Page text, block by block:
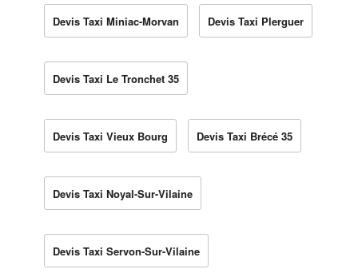
Devis Taxi Miniac-Morvan Devis Taxi Plerguer
Devis Taxi Le Tronchet 35
Devis Taxi Vieux Bourg Devis Taxi Brécé 35
Devis Taxi Noyal-Sur-Vilaine
Devis Taxi Servon-Sur-Vilaine